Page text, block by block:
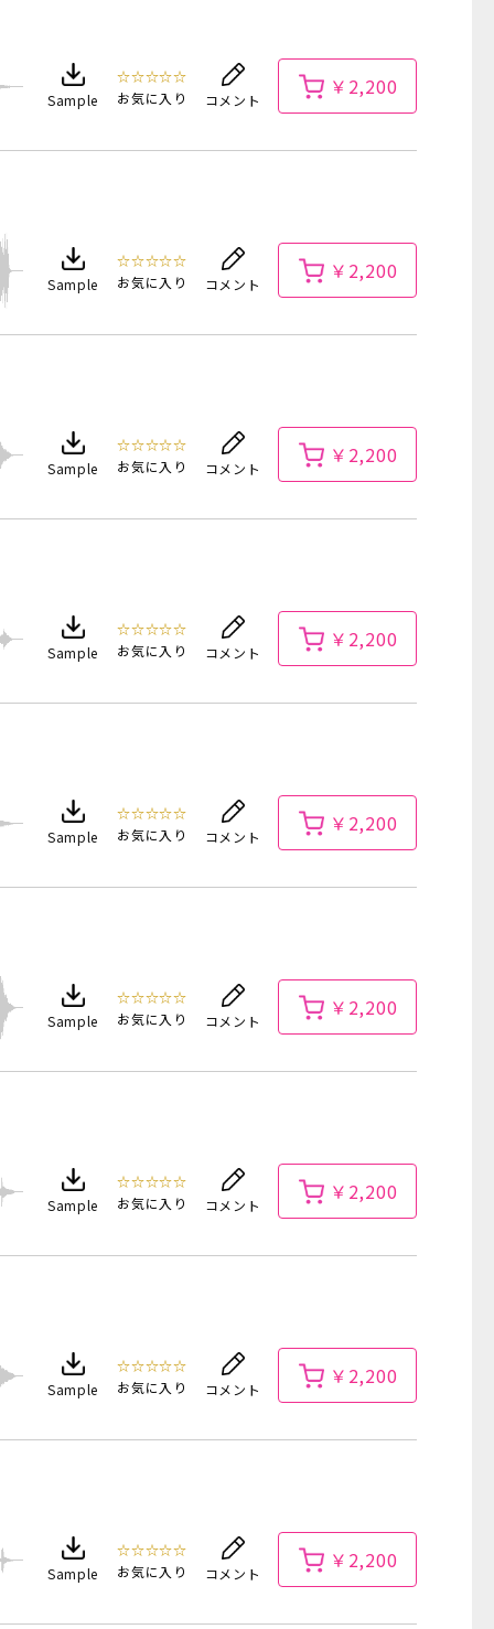
Sample
☆☆☆☆☆
お気に入り
コメント
￥2,200
Sample
☆☆☆☆☆
お気に入り
コメント
￥2,200
Sample
☆☆☆☆☆
お気に入り
コメント
￥2,200
Sample
☆☆☆☆☆
お気に入り
コメント
￥2,200
Sample
☆☆☆☆☆
お気に入り
コメント
￥2,200
Sample
☆☆☆☆☆
お気に入り
コメント
￥2,200
Sample
☆☆☆☆☆
お気に入り
コメント
￥2,200
Sample
☆☆☆☆☆
お気に入り
コメント
￥2,200
Sample
☆☆☆☆☆
お気に入り
コメント
￥2,200